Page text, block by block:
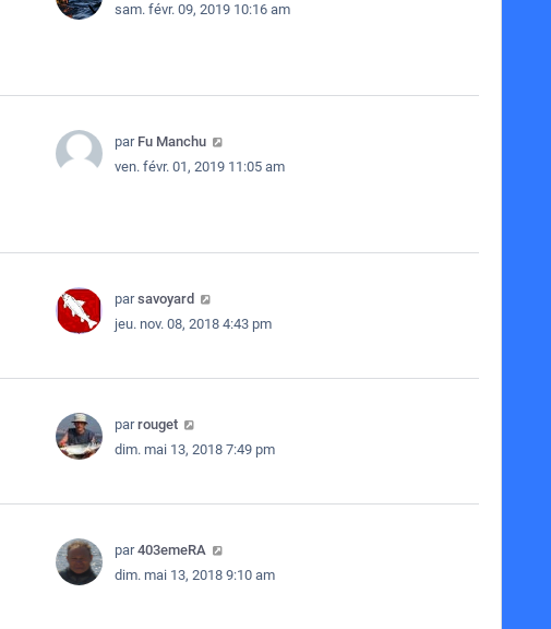
sam. févr. 09, 2019 10:16 am
par Fu Manchu
ven. févr. 01, 2019 11:05 am
parsavoyard
jeu. nov. 08, 2018 4:43 pm
parrouget
dim. mai 13, 2018 7:49 pm
par403emeRA
dim. mai 13, 2018 9:10 am